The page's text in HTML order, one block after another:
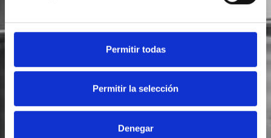
Permitir todas
Permitir la selección
Denegar